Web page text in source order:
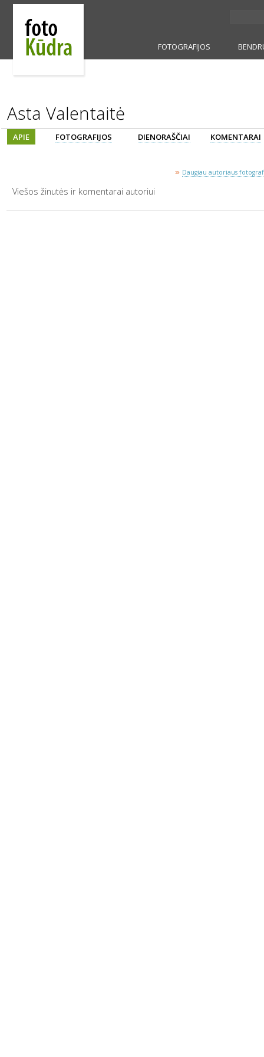
FOTOGRAFIJOS
Asta Valentaitė
APIE FOTOGRAFIJOS DIENORAŠČIAI KOMENTARAI
» Daugiau autoriaus
Viešos žinutės ir komentarai autoriui